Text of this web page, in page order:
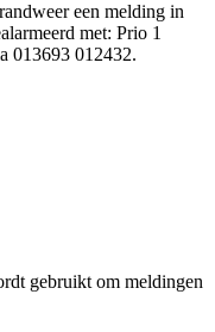
een melding in
met: Prio 1
013693 012432.
gebruikt om meldingen